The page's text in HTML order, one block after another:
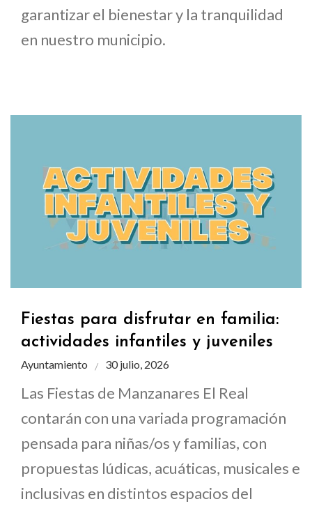
garantizar el bienestar y la tranquilidad
en nuestro municipio.
Fiestas para disfrutar en familia:
actividades infantiles y juveniles
Ayuntamiento 30 julio, 2026
Las Fiestas de Manzanares El Real
contarán con una variada programación
pensada para niñas/os y familias, con
propuestas lúdicas, acuáticas, musicales e
inclusivas en distintos espacios del